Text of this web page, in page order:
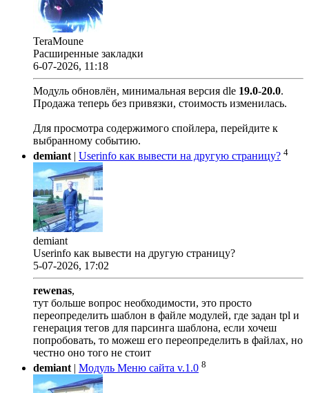
TeraMoune
Расширенные закладки
6-07-2026, 11:18
Модуль обновлён, минимальная версия dle 19.0-20.0.
Продажа теперь без привязки, стоимость изменилась.
Для просмотра содержимого спойлера, перейдите к
выбранному событию.
demiant | Userinfo как вывести на другую страницу? 4
demiant
Userinfo как вывести на другую страницу?
5-07-2026, 17:02
rewenas,
тут больше вопрос необходимости, это просто
переопределить шаблон в файле модулей, где задан tpl и
генерация тегов для парсинга шаблона, если хочеш
попробовать, то можеш его переопределить в файлах, но
честно оно того не стоит
demiant | Модуль Меню сайта v.1.0 8